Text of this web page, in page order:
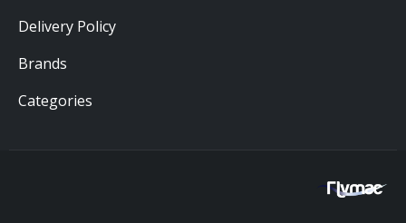
Delivery Policy
Brands
Categories